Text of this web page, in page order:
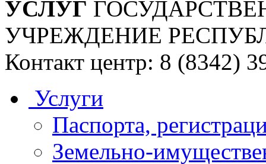
УСЛУГ
УЧРЕЖДЕНИЕ
Контакт центр: 8 (8342)
Услуги
Паспорта,
Земельно-